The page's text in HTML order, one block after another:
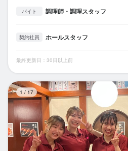
バイト 調理師・調理スタッフ
契約社員 ホールスタッフ
最終更新日：30日以上前
1/ 17